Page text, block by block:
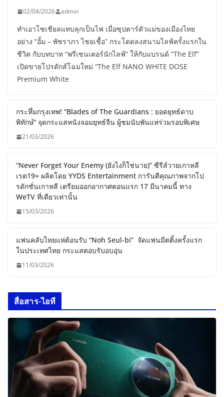
02/04/2026 admin
ทำเอาโซเชียลแทบลุกเป็นไฟ เมื่อซุปตาร์ตัวแม่ของเมืองไทย
อย่าง “อั้ม – พัชราภา ไชยเชื้อ” กระโดดลงสนามไลฟ์ครั้งแรกใน
ชีวิต กับบทบาท “พรีเซนเตอร์นักไลฟ์” ให้กับแบรนด์ “The Elf”
เปิดขายโปรดักส์โฉมใหม่ “The Elf NANO WHITE DOSE
Premium White
กระหึ่มกรุงเทพ! “Blades of The Guardians : ยอดยุทธ์ดาบ
พิทักษ์” จุดกระแสหนังจอมยุทธ์จีน ผู้ชมนับพันแห่ร่วมรอบพิเศษ
21/03/2026
“Never Forget Your Enemy (ยังไงก็ใช่นาย)” ซีรีส์วายเกาหลี
เรต19+ ผลิตโดย YYDS Entertainment การันตีคุณภาพจากโป
รดักชั่นเกาหลี เตรียมออกอากาศตอนแรก 17 มีนาคมนี้ ทาง
WeTV ที่เดียวเท่านั้น
15/03/2026
แฟนคลับไทยแห่ต้อนรับ “Noh Seul-bi” จัดแฟนมีตติ้งครั้งแรก
ในประเทศไทย กระแสตอบรับอบอุ่น
11/03/2026
สื่อสาร-ไอที